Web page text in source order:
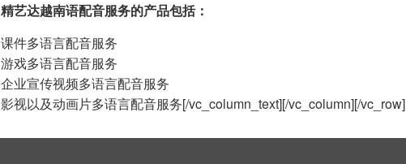
精艺达越南语配音服务的产品包括：
课件多语言配音服务
游戏多语言配音服务
企业宣传视频多语言配音服务
影视以及动画片多语言配音服务[/vc_column_text][/vc_column][/vc_row]